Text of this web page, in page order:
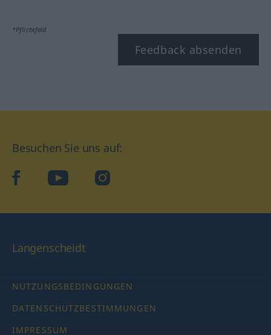
*Pflichtfeld
Feedback absenden
Besuchen Sie uns auf:
facebookYouTube Instagram
Langenscheidt
NUTZUNGSBEDINGUNGEN
DATENSCHUTZBESTIMMUNGEN
IMPRESSUM